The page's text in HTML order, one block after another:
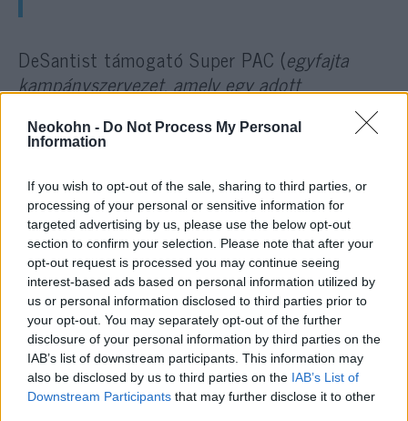
Neokohn - Do Not Process My Personal
Information
If you wish to opt-out of the sale, sharing to third parties, or
processing of your personal or sensitive information for
targeted advertising by us, please use the below opt-out
section to confirm your selection. Please note that after your
opt-out request is processed you may continue seeing
interest-based ads based on personal information utilized by
us or personal information disclosed to third parties prior to
your opt-out. You may separately opt-out of the further
disclosure of your personal information by third parties on the
IAB’s list of downstream participants. This information may
also be disclosed by us to third parties on the IAB’s List of
Downstream Participants that may further disclose it to other
DeSantist támogató Super PAC (egyfajta
kampányszervezet, amely egy adott
konkrét ügy érdekében több politikusnak
múlt héten leszerződtette Ted Cruz korábbi
kampány menedzserét, és kampányközpontot
is létrehozott Atlanta városában. Ezek
egyértelműen arra utalnak, hogy DeSantis
kampányra készülődik.
DeSantis megjegyzései, majd korrekciója az
ukrajnai konfliktussal kapcsolatosan is arra
utal, hogy igyekszik a nézeteit a párthoz is
igazítani, amire kormányzóként nem kellene